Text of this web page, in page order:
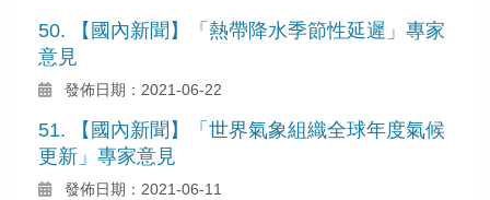
50. 【國內新聞】「熱帶降水季節性延遲」專家
意見
發佈日期：2021-06-22
51. 【國內新聞】「世界氣象組織全球年度氣候
更新」專家意見
發佈日期：2021-06-11